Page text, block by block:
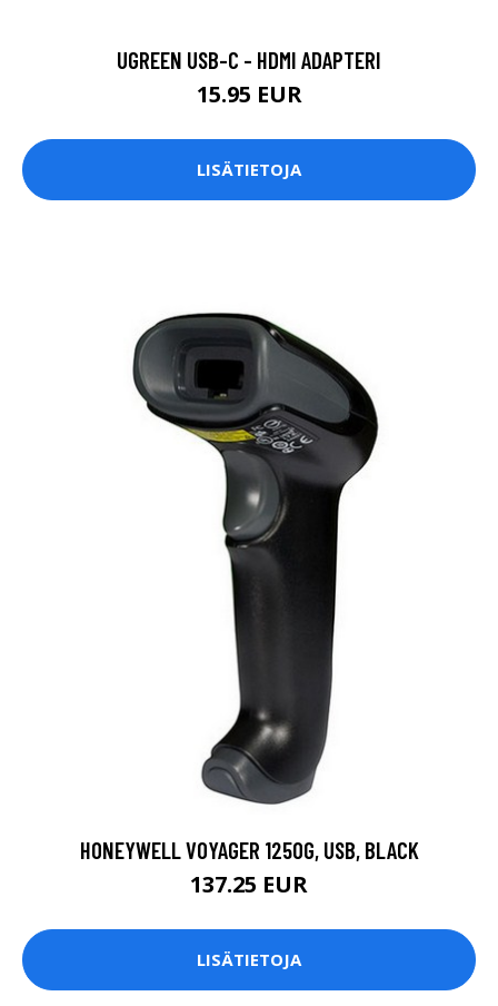
UGREEN USB-C - HDMI ADAPTERI
15.95 EUR
LISÄTIETOJA
HONEYWELL VOYAGER 1250G, USB, BLACK
137.25 EUR
LISÄTIETOJA